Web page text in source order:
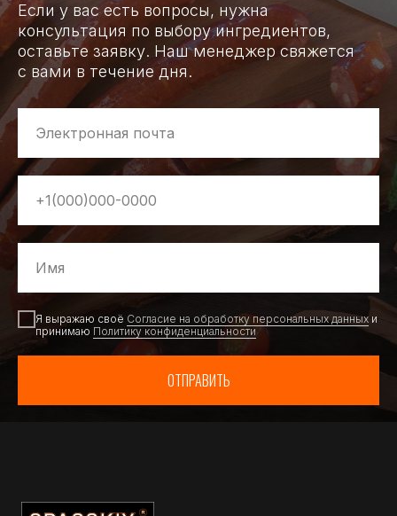
Если у вас есть вопросы, нужна
консультация по выбору ингредиентов,
оставьте заявку. Наш менеджер свяжется
с вами в течение дня.
Я выражаю своё Согласие на обработку персональных данных и
принимаю Политику конфиденциальности
ОТПРАВИТЬ